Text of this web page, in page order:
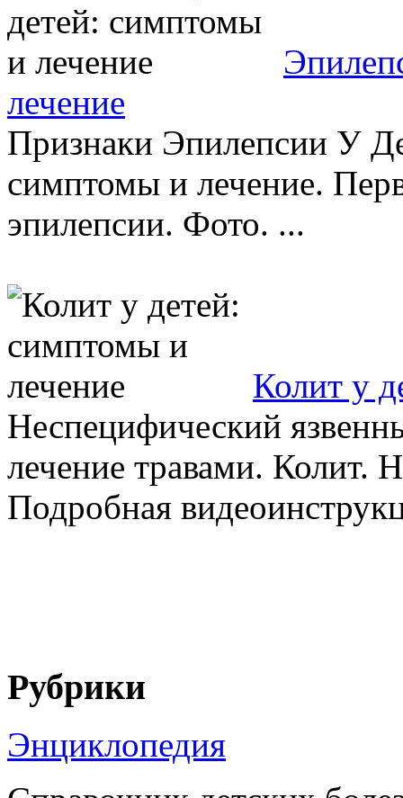
лечение
Признаки Эпилепсии У
симптомы и лечение.
эпилепсии. Фото. ...
Колит у
Неспецифический
лечение травами. Колит.
Подробная
Рубрики
Энциклопедия